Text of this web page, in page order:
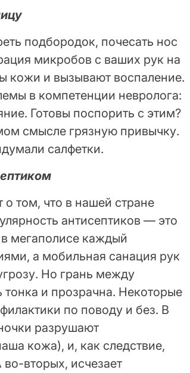
подбородок, почесать нос
микробов с ваших рук на
кожи и вызывают воспаление.
в компетенции невролога:
Готовы поспорить с этим?
смысле грязную привычку.
салфетки.
о том, что в нашей стране
антисептиков — это
мегаполисе каждый
а мобильная санация рук
Но грань между
и прозрачна. Некоторые
по поводу и без. В
разрушают
кожа), и, как следствие,
вторых, исчезает